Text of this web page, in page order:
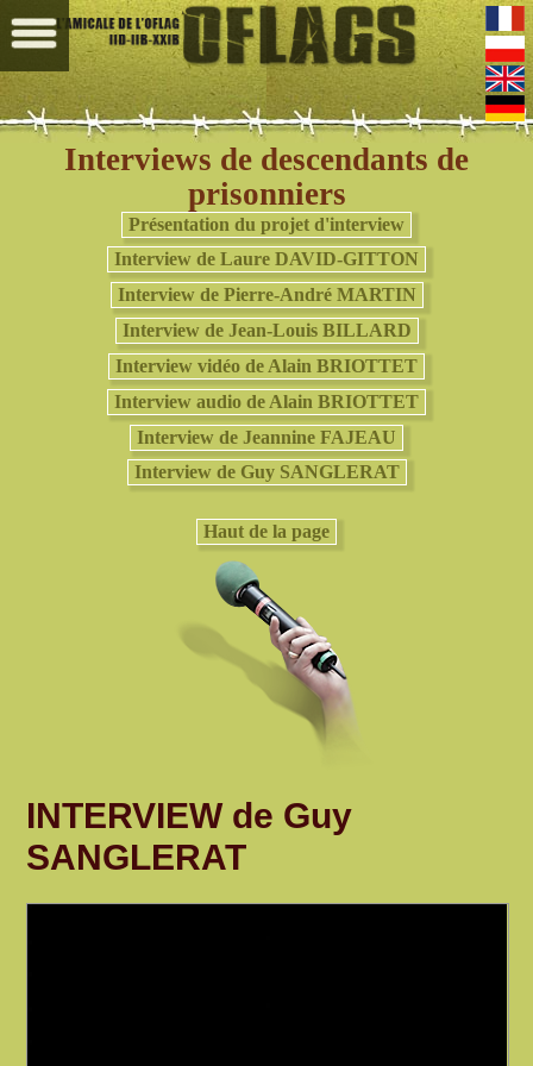
Interviews de descendants de
prisonniers
Présentation du projet d'interview
Interview de Laure DAVID-GITTON
Interview de Pierre-André MARTIN
Interview de Jean-Louis BILLARD
Interview vidéo de Alain BRIOTTET
Interview audio de Alain BRIOTTET
Interview de Jeannine FAJEAU
Interview de Guy SANGLERAT
Haut de la page
INTERVIEW de Guy
SANGLERAT